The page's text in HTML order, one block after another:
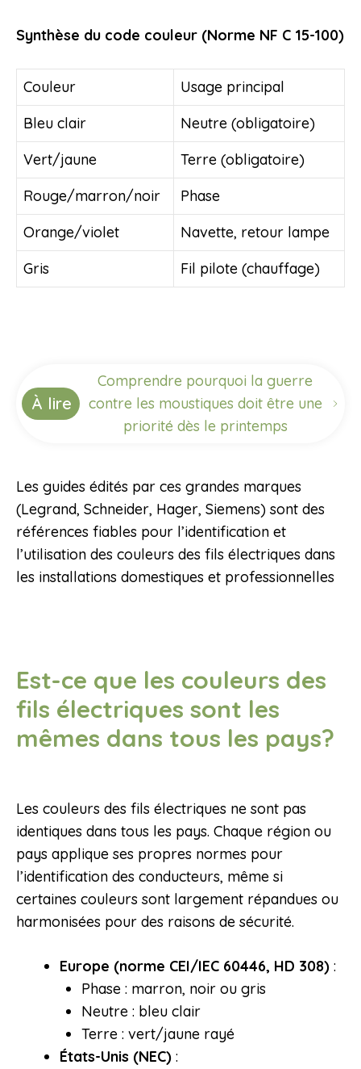
Synthèse du code couleur (Norme NF C 15-100)
Couleur
Usage principal
Bleu clair
Neutre (obligatoire)
Vert/jaune
Terre (obligatoire)
Rouge/marron/noir
Phase
Orange/violet
Navette, retour lampe
Gris
Fil pilote (chauffage)
À lire
Comprendre pourquoi la guerre
contre les moustiques doit être une
priorité dès le printemps
Les guides édités par ces grandes marques
(Legrand, Schneider, Hager, Siemens) sont des
références fiables pour l’identification et
l’utilisation des couleurs des fils électriques dans
les installations domestiques et professionnelles
Est-ce que les couleurs des
fils électriques sont les
mêmes dans tous les pays?
Les couleurs des fils électriques ne sont pas
identiques dans tous les pays. Chaque région ou
pays applique ses propres normes pour
l’identification des conducteurs, même si
certaines couleurs sont largement répandues ou
harmonisées pour des raisons de sécurité.
Europe (norme CEI/IEC 60446, HD 308) :
Phase : marron, noir ou gris
Neutre : bleu clair
Terre : vert/jaune rayé
États-Unis (NEC) :